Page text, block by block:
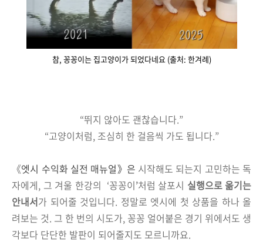
참, 꽁꽁이는 집고양이가 되었다네요 (출처: 한겨례)
“뛰지 않아도 괜찮습니다.”
“고양이처럼, 조심히 한 걸음씩 가도 됩니다.”
《엣시 수익화 실전 매뉴얼》은 시작해도 되는지 고민하는 독
자에게, 그 겨울 한강의 ‘꽁꽁이’처럼 살포시 실행으로 옮기는
안내서가 되어줄 것입니다. 정말로 엣시에 첫 상품을 하나 올
려보는 것. 그 한 번의 시도가, 꽁꽁 얼어붙은 경기 위에서도 생
각보다 단단한 발판이 되어줄지도 모르니까요.